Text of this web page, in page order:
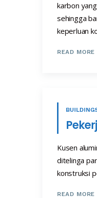
karbon
sehingga
keperluan
READ MORE
Kusen
ditelinga
konstruksi
READ MORE